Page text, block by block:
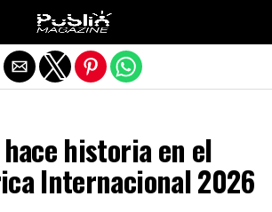
hace historia en el
Internacional 2026
Salir de la versión móvil